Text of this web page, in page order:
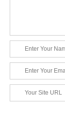
a
o
n
a
a
e
-
a
e